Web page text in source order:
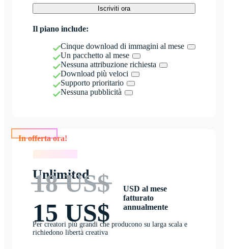
Iscriviti ora
Il piano include:
Cinque download di immagini al mese
Un pacchetto al mese
Nessuna attribuzione richiesta
Download più veloci
Supporto prioritario
Nessuna pubblicità
Unlimited
18 US$
15 US$
USD al mese
fatturato
annualmente
Per creatori più grandi che producono su larga scala e
richiedono libertà creativa